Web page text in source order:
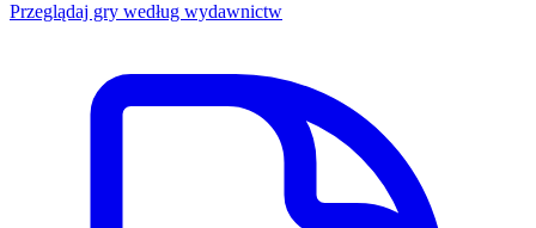
Przeglądaj gry według wydawnictw